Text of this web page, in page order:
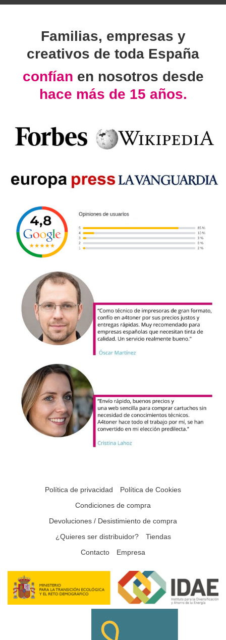
Familias, empresas y
creativos de toda España
confían en nosotros desde
hace más de 15 años.
Política de privacidad
Política de Cookies
Condiciones de compra
Devoluciones / Desistimiento de compra
¿Quieres ser distribuidor?
Tiendas
Contacto
Empresa